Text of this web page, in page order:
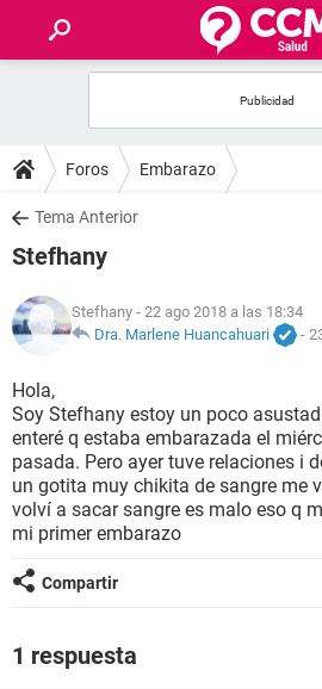
FOROS
SALUD
NUTRICIÓN
BIENESTAR
SEXUALIDAD
GLOSARIO
Foros Embarazo
Tema Anterior
Stefhany
Stefhany - 22 ago 2018 a las 18:34
Dra. Marlene Huancahuari
-
Hola,
Soy Stefhany estoy un poco
enteré q estaba embarazada el
pasada. Pero ayer tuve relaciones i
un gotita muy chikita de sangre me
volví a sacar sangre es malo eso q
mi primer embarazo
Compartir
1 respuesta